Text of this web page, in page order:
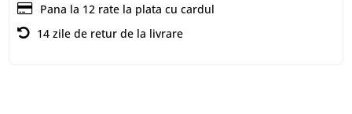
Pana la 12 rate la plata cu cardul
14 zile de retur de la livrare